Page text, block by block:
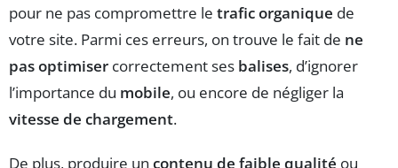
pour ne pas compromettre le trafic organique de
votre site. Parmi ces erreurs, on trouve le fait de ne
pas optimiser correctement ses balises, d’ignorer
l’importance du mobile, ou encore de négliger la
vitesse de chargement.
De plus, produire un contenu de faible qualité ou